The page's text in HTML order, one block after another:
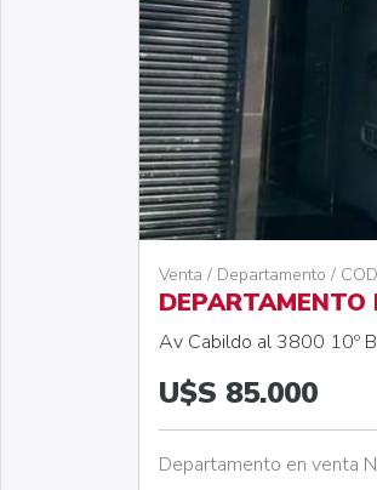
Venta / Departamento /
Av Cabildo al 3800 10º
U$S 85.000
Departamento en venta